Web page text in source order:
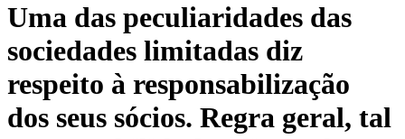
Uma das peculiaridades das
sociedades limitadas diz
respeito à responsabilização
dos seus sócios. Regra geral, tal